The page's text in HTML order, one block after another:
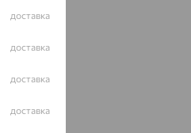
доставка
доставка
доставка
доставка